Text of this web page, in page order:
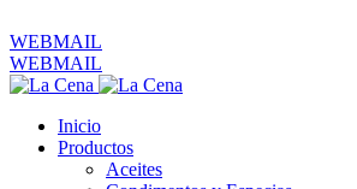
WEBMAIL
WEBMAIL
Inicio
Productos
Aceites